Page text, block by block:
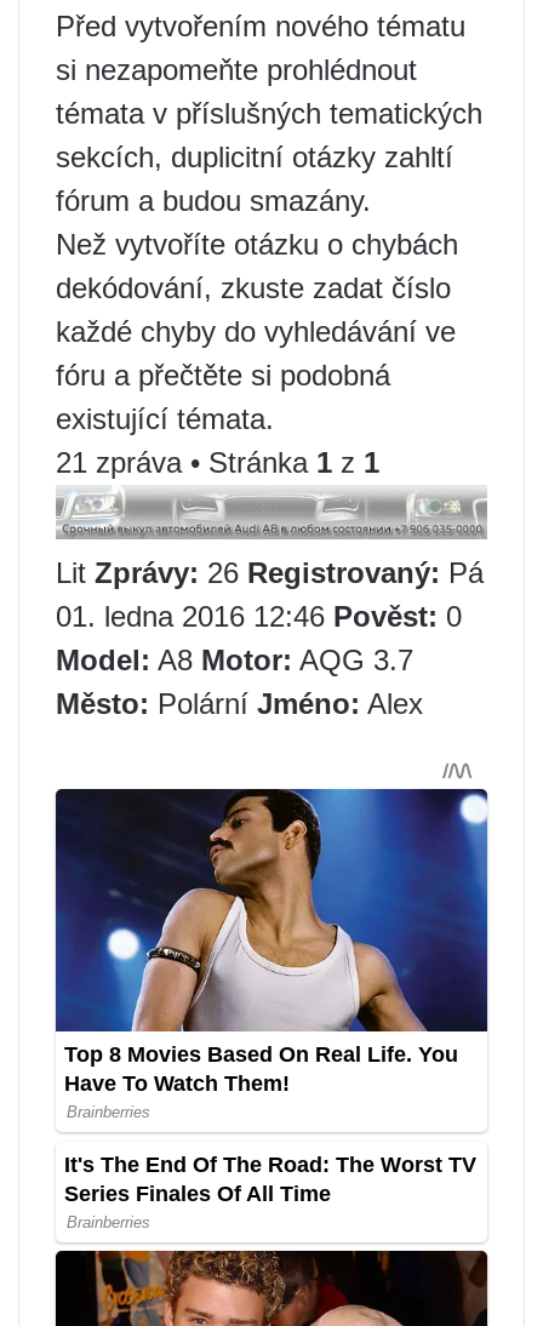
Před vytvořením nového tématu
si nezapomeňte prohlédnout
témata v příslušných tematických
sekcích, duplicitní otázky zahltí
fórum a budou smazány.
Než vytvoříte otázku o chybách
dekódování, zkuste zadat číslo
každé chyby do vyhledávání ve
fóru a přečtěte si podobná
existující témata.
21 zpráva • Stránka 1 z 1
Lit Zprávy: 26 Registrovaný: Pá
01. ledna 2016 12:46 Pověst: 0
Model: A8 Motor: AQG 3.7
Město: Polární Jméno: Alex